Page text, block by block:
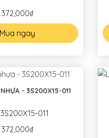
372,000₫
Mua ngay
- 3S200X15-011
011
372,000₫